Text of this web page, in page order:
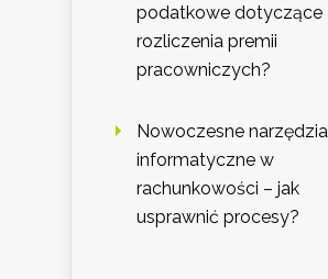
podatkowe dotyczące
rozliczenia premii
pracowniczych?
Nowoczesne narzędzia
informatyczne w
rachunkowości – jak
usprawnić procesy?